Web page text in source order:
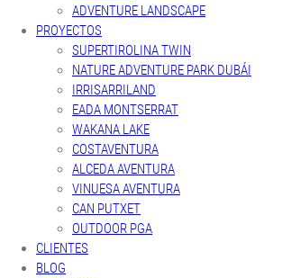
ADVENTURE LANDSCAPE
PROYECTOS
SUPERTIROLINA TWIN
NATURE ADVENTURE PARK DUBÁI
IRRISARRILAND
EADA MONTSERRAT
WAKANA LAKE
COSTAVENTURA
ALCEDA AVENTURA
VINUESA AVENTURA
CAN PUTXET
OUTDOOR PGA
CLIENTES
BLOG